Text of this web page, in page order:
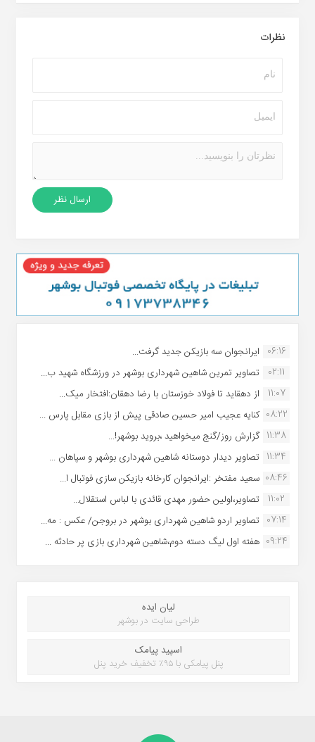
نظرات
06:16 ایرانجوان سه بازیکن جدید گرفت...
02:11
تصاویر تمرین شاهین شهردارى بوشهر در ورزشگاه شهید ب...
11:07
از دهقاید تا فولاد خوزستان با رضا دهقان:افتخار میک...
08:22 کنایه عجیب امیر حسین صادقی پیش از بازی مقابل پارس ...
11:38 گزارش روز/گنج میخواهید ،بروید بوشهر!...
11:34 تصاویر دیدار دوستانه شاهین شهردارى بوشهر و سپاهان ...
08:46 سعید مفتخر :ایرانجوان کارخانه بازیکن سازی فوتبال ا...
11:02
تصاویر،اولین حضور مهدی قائدی با لباس استقلال...
07:14 تصاویر اردو شاهین شهرداری بوشهر در بروجن/ عکس : مه...
09:24 هفته اول لیگ دسته دوم،شاهین شهرداری بازی پر حادثه ...
لیان ایده
طراحی سایت در بوشهر
اسپید پیامک
پنل پیامکی با ۹۵٪ تخفیف خرید پنل